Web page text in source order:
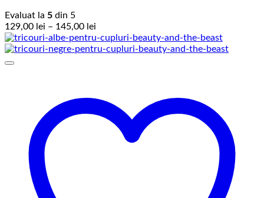
Evaluat la 5 din 5
129,00 lei – 145,00 lei
de
prețuri: